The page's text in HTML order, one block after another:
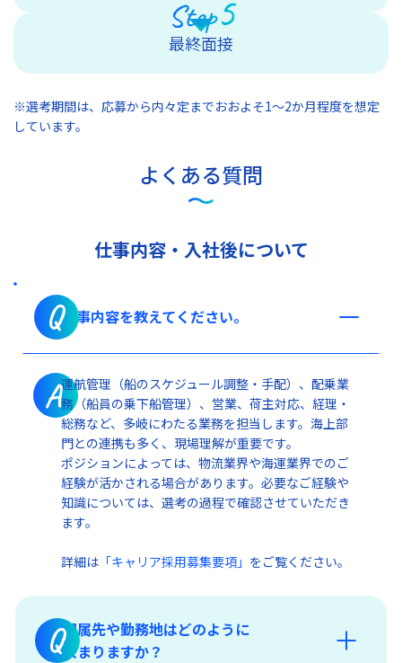
Step5
最終面接
※選考期間は、応募から内々定までおおよそ1～2か月程度を想定
しています。
よくある質問
仕事内容・入社後について
Q仕事内容を教えてください。
A運航管理（船のスケジュール調整・手配）、配乗業
務（船員の乗下船管理）、営業、荷主対応、経理・
総務など、多岐にわたる業務を担当します。海上部
門との連携も多く、現場理解が重要です。
ポジションによっては、物流業界や海運業界でのご
経験が活かされる場合があります。必要なご経験や
知識については、選考の過程で確認させていただき
ます。
詳細は 「キャリア採用募集要項」 をご覧ください。
Q配属先や勤務地はどのように
決まりますか？